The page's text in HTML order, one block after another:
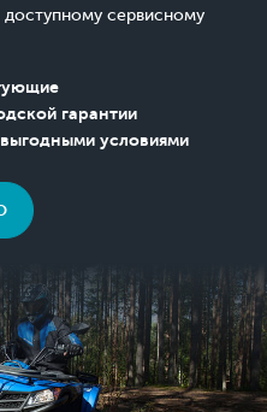
сервисному
гарантии
условиями